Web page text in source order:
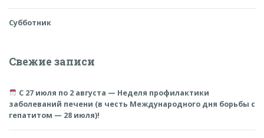
Субботник
Свежие записи
С 27 июля по 2 августа — Неделя профилактики
заболеваний печени (в честь Международного дня борьбы с
гепатитом — 28 июля)!